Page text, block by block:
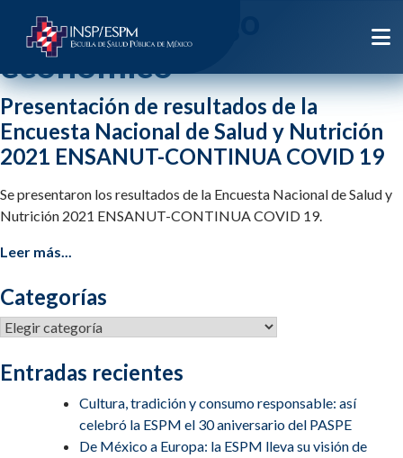
Etiqueta:
economico
Presentación de resultados de la
Encuesta Nacional de Salud y Nutrición
2021 ENSANUT-CONTINUA COVID 19
Se presentaron los resultados de la Encuesta Nacional de Salud y
Nutrición 2021 ENSANUT-CONTINUA COVID 19.
Leer más...
Categorías
Categorías
Entradas recientes
Cultura, tradición y consumo responsable: así
celebró la ESPM el 30 aniversario del PASPE
De México a Europa: la ESPM lleva su visión de